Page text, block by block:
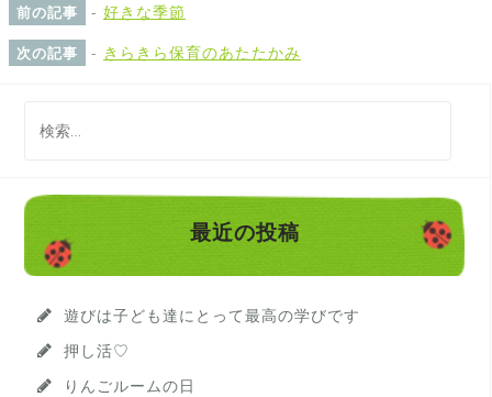
前の記事 - 好きな季節
次の記事 - きらきら保育のあたたかみ
最近の投稿
遊びは子ども達にとって最高の学びです
押し活♡
りんごルームの日